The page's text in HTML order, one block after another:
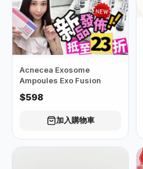
Acnecea Exosome
Ampoules Exo Fusion
$598
加入購物車